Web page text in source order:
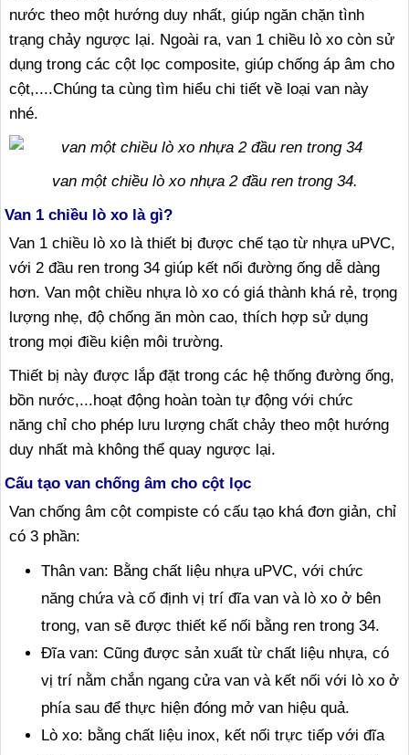
nước theo một hướng duy nhất, giúp ngăn chặn tình
trạng chảy ngược lại. Ngoài ra, van 1 chiều lò xo còn sử
dụng trong các cột lọc composite, giúp chống áp âm cho
cột,....Chúng ta cùng tìm hiểu chi tiết về loại van này
nhé.
van một chiều lò xo nhựa 2 đầu ren trong 34.
Van 1 chiều lò xo là gì?
Van 1 chiều lò xo là thiết bị được chế tạo từ nhựa uPVC,
với 2 đầu ren trong 34 giúp kết nối đường ống dễ dàng
hơn. Van một chiều nhựa lò xo có giá thành khá rẻ, trọng
lượng nhẹ, độ chống ăn mòn cao, thích hợp sử dụng
trong mọi điều kiện môi trường.
Thiết bị này được lắp đặt trong các hệ thống đường ống,
bồn nước,...hoạt động hoàn toàn tự động với chức
năng chỉ cho phép lưu lượng chất chảy theo một hướng
duy nhất mà không thể quay ngược lại.
Cấu tạo van chống âm cho cột lọc
Van chống âm cột compiste có cấu tạo khá đơn giản, chỉ
có 3 phần:
Thân van: Bằng chất liệu nhựa uPVC, với chức
năng chứa và cố định vị trí đĩa van và lò xo ở bên
trong, van sẽ được thiết kế nối bằng ren trong 34.
Đĩa van: Cũng được sản xuất từ chất liệu nhựa, có
vị trí nằm chắn ngang cửa van và kết nối với lò xo ở
phía sau để thực hiện đóng mở van hiệu quả.
Lò xo: bằng chất liệu inox, kết nối trực tiếp với đĩa